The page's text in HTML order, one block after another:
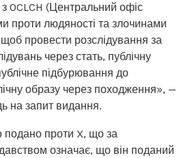
з OCLCH (Центральний офіс
проти людяності та злочинами
щоб провести розслідування за
через стать, публічну
підбурювання до
образу через походження», —
на запит видання.
подано проти X, що за
означає, що він поданий